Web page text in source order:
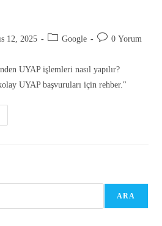
12, 2025 Google 0 Yorum
UYAP işlemleri nasıl yapılır?
UYAP başvuruları için rehber."
ARA